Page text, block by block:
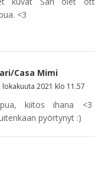
<3
Casa Mimi
lokakuuta 2021 klo 11.57
kiitos ihana
pyörtynyt :)